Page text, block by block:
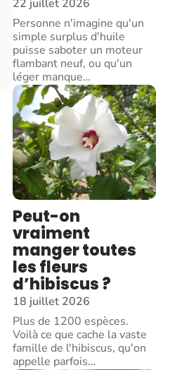
22 juillet 2026
Personne n'imagine qu'un
simple surplus d'huile
puisse saboter un moteur
flambant neuf, ou qu'un
léger manque…
Peut-on
vraiment
manger toutes
les fleurs
d’hibiscus ?
18 juillet 2026
Plus de 1200 espèces.
Voilà ce que cache la vaste
famille de l'hibiscus, qu'on
appelle parfois…